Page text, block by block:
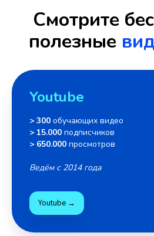
Смотрите
полезные
Youtube
> 300 обучающих видео
> 15.000 подписчиков
> 650.000 просмотров
Ведём с 2014 года
Youtube →